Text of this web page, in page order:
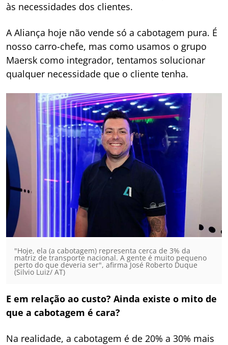
às necessidades dos clientes.
A Aliança hoje não vende só a cabotagem pura. É
nosso carro-chefe, mas como usamos o grupo
Maersk como integrador, tentamos solucionar
qualquer necessidade que o cliente tenha.
"Hoje, ela (a cabotagem) representa cerca de 3% da
matriz de transporte nacional. A gente é muito pequeno
perto do que deveria ser", afirma José Roberto Duque
(Silvio Luiz/ AT)
E em relação ao custo? Ainda existe o mito de
que a cabotagem é cara?
Na realidade, a cabotagem é de 20% a 30% mais